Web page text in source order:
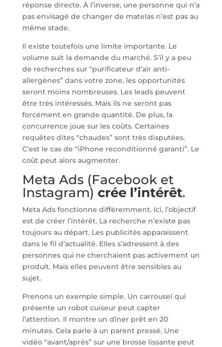
réponse directe. À l’inverse, une personne qui n’a
pas envisagé de changer de matelas n’est pas au
même stade.
Il existe toutefois une limite importante. Le
volume suit la demande du marché. S’il y a peu
de recherches sur “purificateur d’air anti-
allergènes” dans votre zone, les opportunités
seront moins nombreuses. Les leads peuvent
être très intéressés. Mais ils ne seront pas
forcément en grande quantité. De plus, la
concurrence joue sur les coûts. Certaines
requêtes dites “chaudes” sont très disputées.
C’est le cas de “iPhone reconditionné garanti”. Le
coût peut alors augmenter.
Meta Ads (Facebook et
Instagram) crée l’intérêt.
Meta Ads fonctionne différemment. Ici, l’objectif
est de créer l’intérêt. La recherche n’existe pas
toujours au départ. Les publicités apparaissent
dans le fil d’actualité. Elles s’adressent à des
personnes qui ne cherchaient pas activement un
produit. Mais elles peuvent être sensibles au
sujet.
Prenons un exemple simple. Un carrousel qui
présente un robot cuiseur peut capter
l’attention. Il montre un dîner prêt en 20
minutes. Cela parle à un parent pressé. Une
vidéo “avant/après” sur une brosse lissante peut